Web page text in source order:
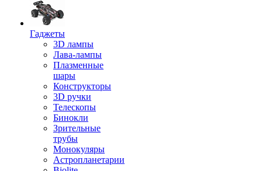
Гаджеты
3D лампы
Лава-лампы
Плазменные
шары
Конструкторы
3D ручки
Телескопы
Бинокли
Зрительные
трубы
Монокуляры
Астропланетарии